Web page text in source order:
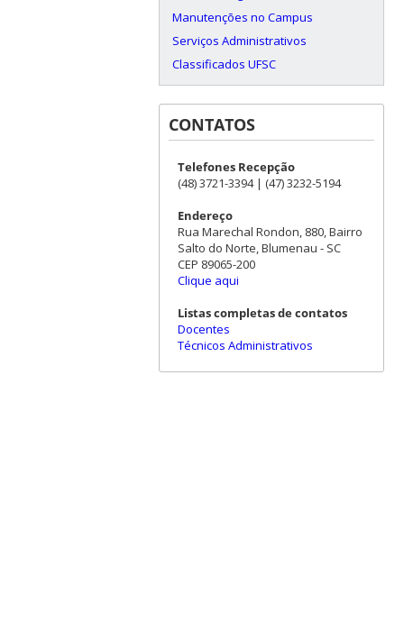
Manutenções no Campus
Serviços Administrativos
Classificados UFSC
CONTATOS
Telefones Recepção
(48) 3721-3394 | (47) 3232-5194
Endereço
Rua Marechal Rondon, 880, Bairro
Salto do Norte, Blumenau - SC
CEP 89065-200
Clique aqui
Listas completas de contatos
Docentes
Técnicos Administrativos